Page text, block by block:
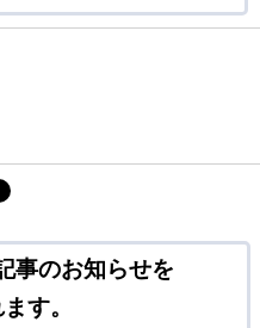
事のお知らせを
す。